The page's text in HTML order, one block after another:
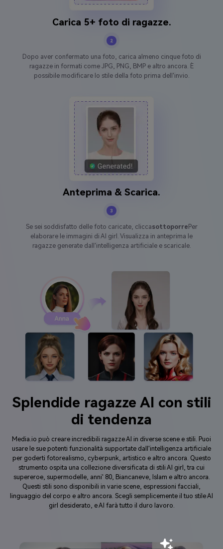
Carica 5+ foto di ragazze.
2
Dopo aver confermato una foto, carica almeno cinque foto di
ragazze in formati come JPG, PNG, BMP e altro ancora. È
possibile modificare lo stile della foto prima dell'invio.
Anteprima & Scarica.
3
Se sei soddisfatto delle foto caricate, cliccasottoporre Per
elaborare le immagini di AI girl. Visualizza in anteprima le
ragazze generate dall'intelligenza artificiale e scaricale.
Splendide ragazze AI con stili
di tendenza
Media.io può creare incredibili ragazze AI in diverse scene e stili. Puoi
usare le sue potenti funzionalità supportate dall'intelligenza artificiale
per goderti fotorealismo, cyberpunk, artistico e altro ancora. Questo
strumento ospita una collezione diversificata di stili AI girl, tra cui
supereroe, supermodelle, anni' 80, Biancaneve, Islam e altro ancora.
Questi stili sono disponibili in varie scene, espressioni facciali,
linguaggio del corpo e altro ancora. Scegli semplicemente il tuo stile AI
girl desiderato, e AI farà tutto il duro lavoro.